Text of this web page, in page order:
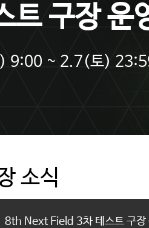
트 구장 운
9:00 ~ 2.7(토)
소식
8th Next Field 3차 테스트 구장